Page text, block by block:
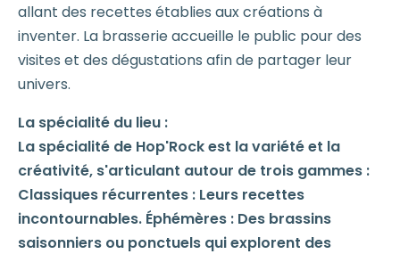
allant des recettes établies aux créations à
inventer. La brasserie accueille le public pour des
visites et des dégustations afin de partager leur
univers.
La spécialité du lieu :
La spécialité de Hop'Rock est la variété et la
créativité, s'articulant autour de trois gammes :
Classiques récurrentes : Leurs recettes
incontournables. Éphémères : Des brassins
saisonniers ou ponctuels qui explorent des